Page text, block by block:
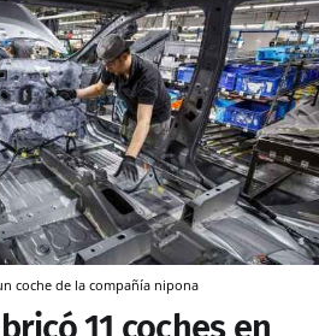
coche de la compañía nipona